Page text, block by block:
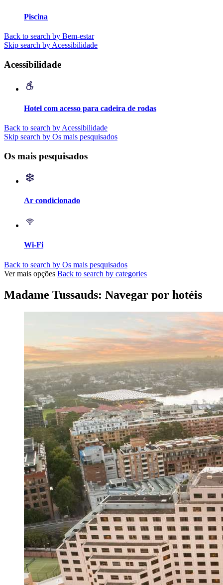
Piscina
Back to search by Bem-estar
Skip search by Acessibilidade
Acessibilidade
Hotel com acesso para cadeira de rodas
Back to search by Acessibilidade
Skip search by Os mais pesquisados
Os mais pesquisados
Ar condicionado
Wi-Fi
Back to search by Os mais pesquisados
Ver mais opções Back to search by categories
Madame Tussauds: Navegar por hotéis